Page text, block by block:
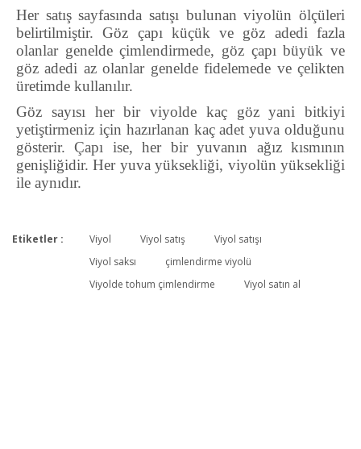
Her satış sayfasında satışı bulunan viyolün ölçüleri
belirtilmiştir. Göz çapı küçük ve göz adedi fazla
olanlar genelde çimlendirmede, göz çapı büyük ve
göz adedi az olanlar genelde fidelemede ve çelikten
üretimde kullanılır.
Göz sayısı her bir viyolde kaç göz yani bitkiyi
yetiştirmeniz için hazırlanan kaç adet yuva olduğunu
gösterir. Çapı ise, her bir yuvanın ağız kısmının
genişliğidir. Her yuva yüksekliği, viyolün yüksekliği
ile aynıdır.
Bu ürüne ilk yorumu siz yapın!
Etiketler : Viyol Viyol satış
Viyol satışı
Viyol saksı
çimlendirme viyolü
Viyolde tohum çimlendirme
Viyol satın al